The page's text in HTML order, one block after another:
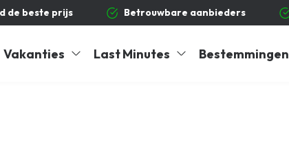
de beste prijs Betrouwbare aanbieders
Vakanties Last Minutes Bestemmingen